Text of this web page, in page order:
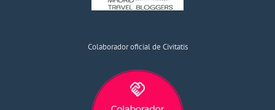
Colaborador oficial de Civitatis